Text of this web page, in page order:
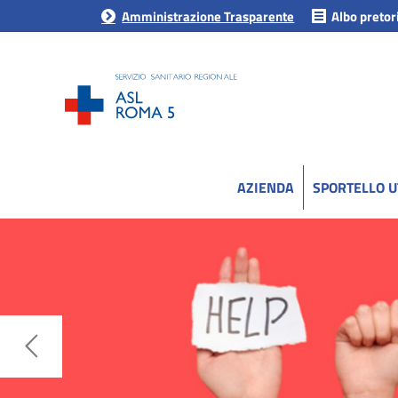
Amministrazione Trasparente Albo
AZIENDA SPORTELLO